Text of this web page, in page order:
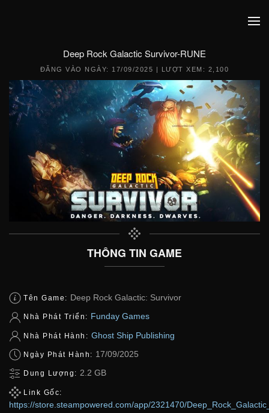
Deep Rock Galactic Survivor-RUNE
ĐĂNG VÀO NGÀY: 17/09/2025 | LƯỢT XEM: 2,100
THÔNG TIN GAME
Tên Game: Deep Rock Galactic: Survivor
Nhà Phát Triển: Funday Games
Nhà Phát Hành: Ghost Ship Publishing
Ngày Phát Hành: 17/09/2025
Dung Lượng: 2.2 GB
Link Gốc:
https://store.steampowered.com/app/2321470/